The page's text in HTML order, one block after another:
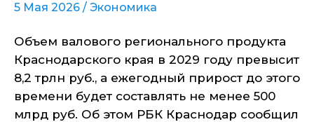
5 Мая 2026 / Экономика
Объем валового регионального продукта
Краснодарского края в 2029 году превысит
8,2 трлн руб., а ежегодный прирост до этого
времени будет составлять не менее 500
млрд руб. Об этом РБК Краснодар сообщил